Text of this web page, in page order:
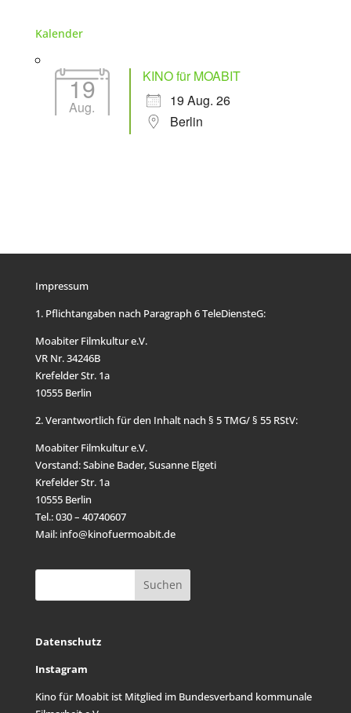
Kalender
19
Aug.
KINO für MOABIT
19 Aug. 26
Berlin
Impressum
1. Pflichtangaben nach Paragraph 6 TeleDiensteG:
Moabiter Filmkultur e.V.
VR Nr. 34246B
Krefelder Str. 1a
10555 Berlin
2. Verantwortlich für den Inhalt nach § 5 TMG/ § 55 RStV:
Moabiter Filmkultur e.V.
Vorstand: Sabine Bader, Susanne Elgeti
Krefelder Str. 1a
10555 Berlin
Tel.: 030 – 40740607
Mail: info@kinofuermoabit.de
Datenschutz
Instagram
Kino für Moabit ist Mitglied im Bundesverband kommunale